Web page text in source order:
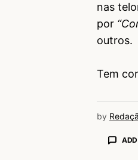
nas
por
outros.
Tem
by